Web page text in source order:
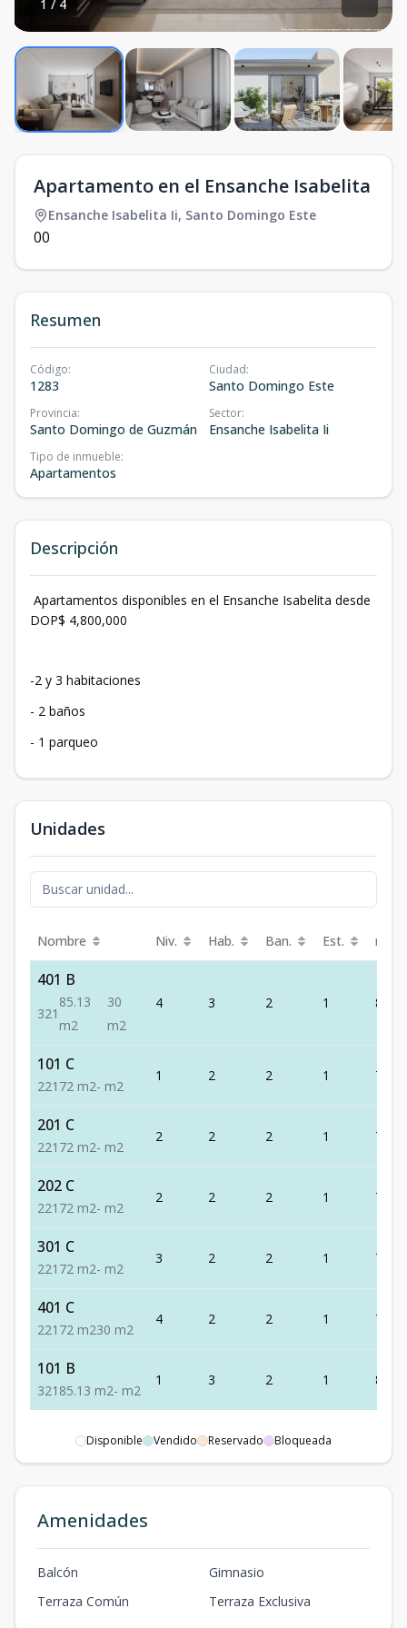
1 / 4
Apartamento en el Ensanche Isabelita
Ensanche Isabelita Ii, Santo Domingo Este
00
Resumen
Código:
1283
Ciudad:
Santo Domingo Este
Provincia:
Santo Domingo de Guzmán
Sector:
Ensanche Isabelita Ii
Tipo de inmueble:
Apartamentos
Descripción
Apartamentos disponibles en el Ensanche Isabelita desde
DOP$ 4,800,000
-2 y 3 habitaciones
- 2 baños
- 1 parqueo
Unidades
Nombre Niv. Hab. Ban. Est. m²
401 B
321
85.13
m2
30
m2
4 3 2 1 85.13
101 C
221 72 m2- m2
1 2 2 1 72
201 C
221 72 m2- m2
2 2 2 1 72
202 C
221 72 m2- m2
2 2 2 1 72
301 C
221 72 m2- m2
3 2 2 1 72
401 C
221 72 m230 m2
4 2 2 1 72
101 B
321 85.13 m2- m2
1 3 2 1 85.13
Disponible Vendido Reservado Bloqueada
Amenidades
Balcón
Gimnasio
Terraza Común
Terraza Exclusiva